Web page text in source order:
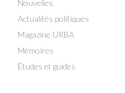
Nouvelles
Actualités politiques
Magazine URBA
Mémoires
Études et guides